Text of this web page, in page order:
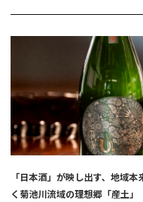
「日本酒」が映し出す、地域
く菊池川流域の理想郷「産土」